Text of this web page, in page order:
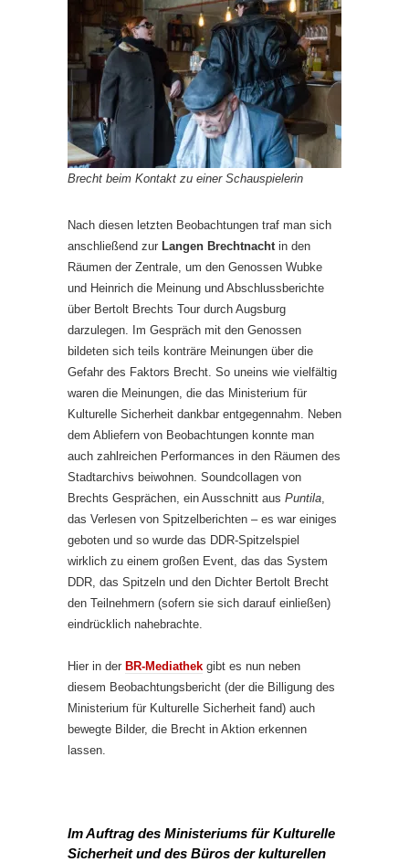
Brecht beim Kontakt zu einer Schauspielerin
Nach diesen letzten Beobachtungen traf man sich
anschließend zur Langen Brechtnacht in den
Räumen der Zentrale, um den Genossen Wubke
und Heinrich die Meinung und Abschlussberichte
über Bertolt Brechts Tour durch Augsburg
darzulegen. Im Gespräch mit den Genossen
bildeten sich teils konträre Meinungen über die
Gefahr des Faktors Brecht. So uneins wie vielfältig
waren die Meinungen, die das Ministerium für
Kulturelle Sicherheit dankbar entgegennahm. Neben
dem Abliefern von Beobachtungen konnte man
auch zahlreichen Performances in den Räumen des
Stadtarchivs beiwohnen. Soundcollagen von
Brechts Gesprächen, ein Ausschnitt aus Puntila
das Verlesen von Spitzelberichten – es war einiges
geboten und so wurde das DDR-Spitzelspiel
wirklich zu einem großen Event, das das System
DDR, das Spitzeln und den Dichter Bertolt Brecht
den Teilnehmern (sofern sie sich darauf einließen)
eindrücklich nahebrachte.
Hier in der BR-Mediathek gibt es nun neben
diesem Beobachtungsbericht (der die Billigung des
Ministerium für Kulturelle Sicherheit fand) auch
bewegte Bilder, die Brecht in Aktion erkennen
lassen.
Im Auftrag des Ministeriums für Kulturelle
Sicherheit und des Büros der kulturellen